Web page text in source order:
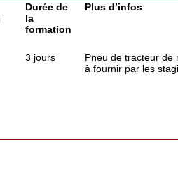
Durée de
la
formation
Plus d’infos
3 jours
Pneu de tracteur de
à fournir par les